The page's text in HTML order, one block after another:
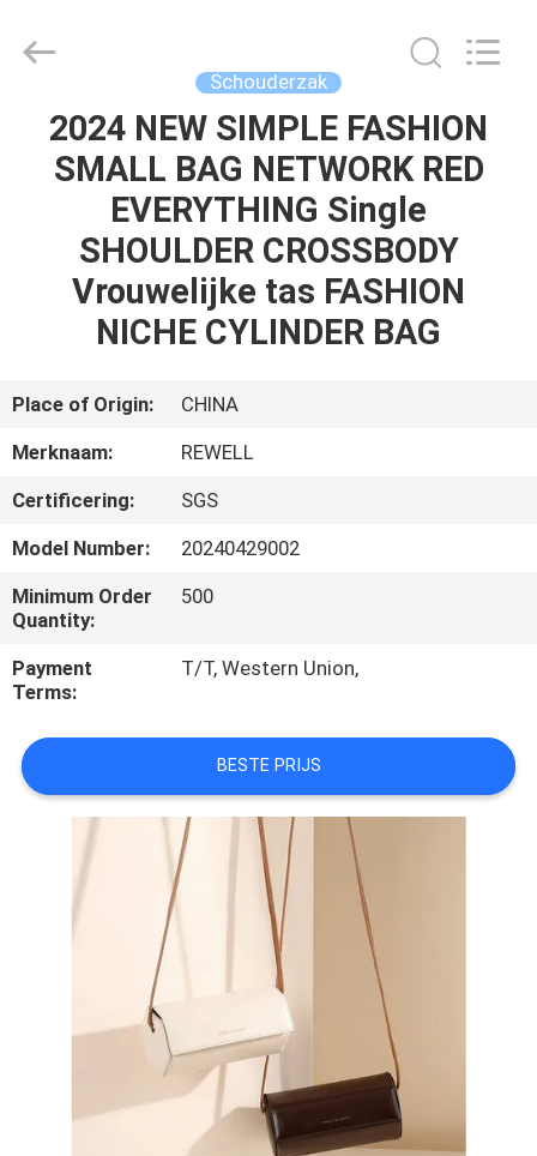
HUIS
PRODUCTEN
ONGEVEER
FABRIEKSREIS
SITEMAP
PRIVACY
POLICY
Reserved.
Developed
Schouderzak
2024 NEW SIMPLE FASHION
SMALL BAG NETWORK RED
EVERYTHING Single
SHOULDER CROSSBODY
Vrouwelijke tas FASHION
NICHE CYLINDER BAG
Place of Origin:
CHINA
Merknaam:
REWELL
Certificering:
SGS
Model Number:
20240429002
Minimum Order
Quantity:
500
Payment
Terms:
T/T, Western Union,
BESTE PRIJS